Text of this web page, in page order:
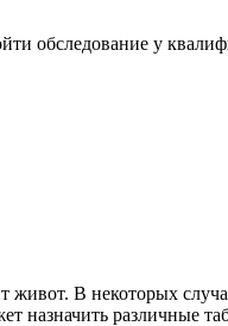
обследование у
В некоторых
назначить различные